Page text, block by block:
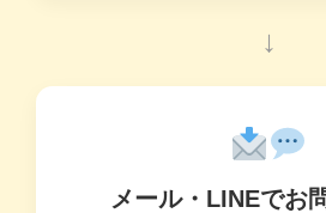
↓
メール・LINEでお